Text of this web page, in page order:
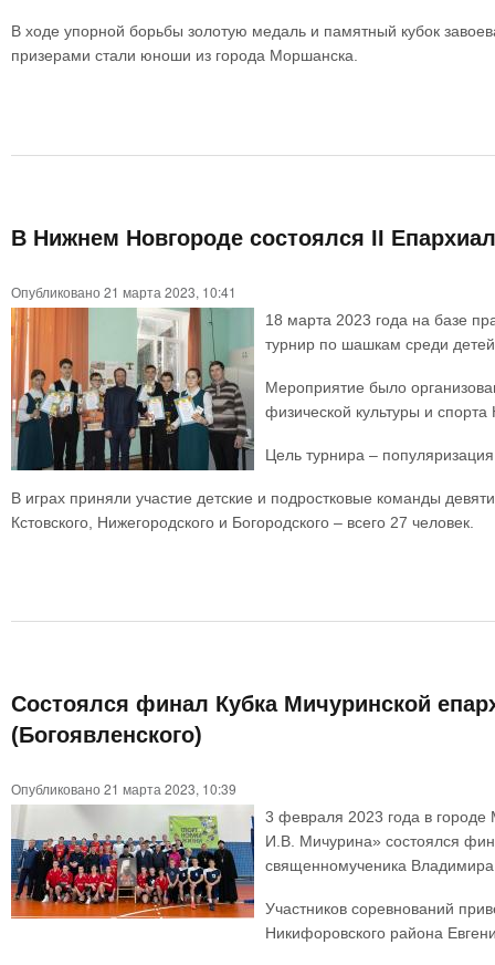
В ходе упорной борьбы золотую медаль и памятный кубок
призерами стали юноши из города Моршанска.
В Нижнем Новгороде состоялся II
Опубликовано 21 марта 2023, 10:41
18 марта 2023 года на базе
турнир по шашкам среди
Мероприятие было
физической культуры и
Цель турнира –
В играх приняли участие детские и подростковые команды
Кстовского, Нижегородского и Богородского – всего 27 человек.
Состоялся финал Кубка Мичуринской
(Богоявленского)
Опубликовано 21 марта 2023, 10:39
3 февраля 2023 года в
И.В. Мичурина» состоялся
священномученика Владимира
Участников соревнований
Никифоровского района